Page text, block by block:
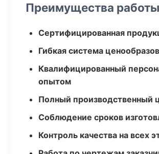
Преимущества
Сертифицированная
Гибкая система
Квалифицированный
опытом
Полный производственный
Соблюдение сроков
Контроль качества на всех